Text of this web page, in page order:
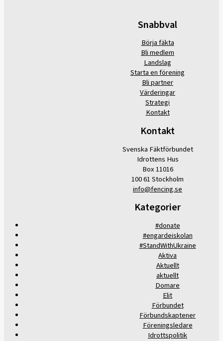
Snabbval
Börja fäkta
Bli medlem
Landslag
Starta en förening
Bli partner
Värderingar
Strategi
Kontakt
Kontakt
Svenska Fäktförbundet
Idrottens Hus
Box 11016
100 61 Stockholm
info@fencing.se
Kategorier
#donate
#engardeiskolan
#StandWithUkraine
Aktiva
Aktuellt
aktuellt
Domare
Elit
Förbundet
Förbundskaptener
Föreningsledare
Idrottspolitik